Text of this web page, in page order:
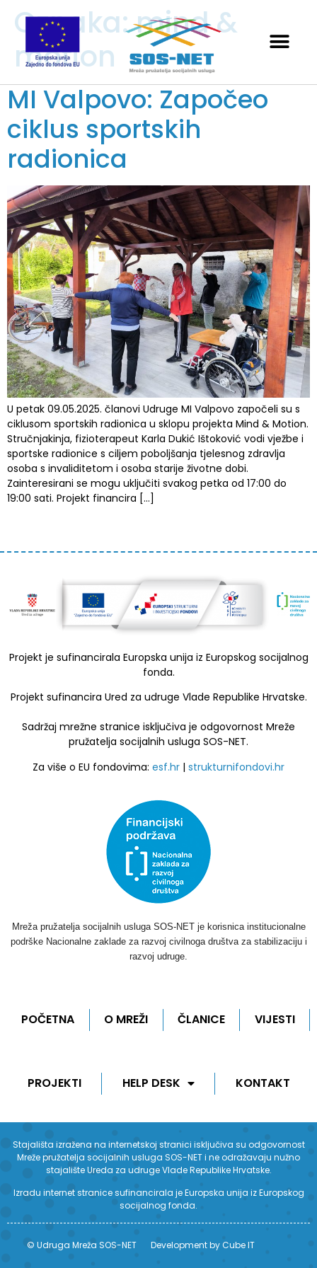
Oznaka:mind &
motion
MI Valpovo: Započeo
ciklus sportskih
radionica
U petak 09.05.2025. članovi Udruge MI Valpovo započeli su s
ciklusom sportskih radionica u sklopu projekta Mind & Motion.
Stručnjakinja, fizioterapeut Karla Dukić Ištoković vodi vježbe i
sportske radionice s ciljem poboljšanja tjelesnog zdravlja
osoba s invaliditetom i osoba starije životne dobi.
Zainteresirani se mogu uključiti svakog petka od 17:00 do
19:00 sati. Projekt financira […]
Projekt je sufinancirala Europska unija iz Europskog socijalnog
fonda.
Projekt sufinancira Ured za udruge Vlade Republike Hrvatske.
Sadržaj mrežne stranice isključiva je odgovornost Mreže
pružatelja socijalnih usluga SOS-NET.
Za više o EU fondovima: esf.hr | strukturnifondovi.hr
Mreža pružatelja socijalnih usluga SOS-NET je korisnica institucionalne
podrške Nacionalne zaklade za razvoj civilnoga društva za stabilizaciju i
razvoj udruge.
POČETNA O MREŽI ČLANICE VIJESTI
PROJEKTI HELP DESK KONTAKT
Stajališta izražena na internetskoj stranici isključiva su odgovornost
Mreže pružatelja socijalnih usluga SOS-NET i ne odražavaju nužno
stajalište Ureda za udruge Vlade Republike Hrvatske.
Izradu internet stranice sufinancirala je Europska unija iz Europskog
socijalnog fonda.
© Udruga Mreža SOS-NET Development by Cube IT